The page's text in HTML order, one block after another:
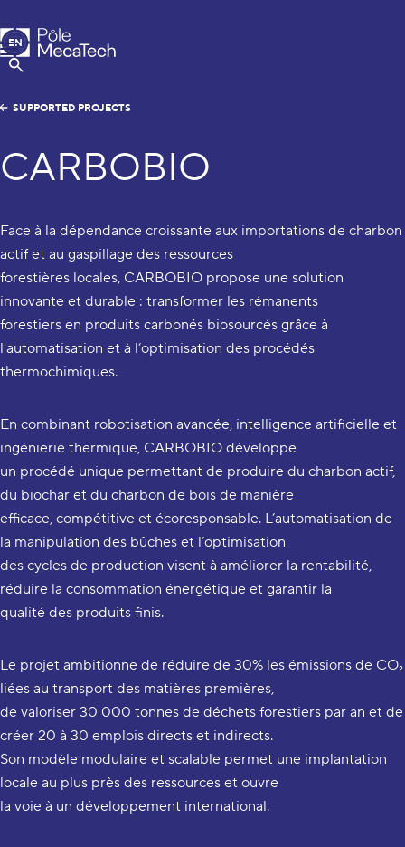
MecaTech
Menu
Show Search
EN
FR
SUPPORTED PROJECTS
CARBOBIO
Face à la dépendance croissante aux importations de charbon
actif et au gaspillage des ressources
forestières locales, CARBOBIO propose une solution
innovante et durable : transformer les rémanents
forestiers en produits carbonés biosourcés grâce à
l'automatisation et à l’optimisation des procédés
thermochimiques.
En combinant robotisation avancée, intelligence artificielle et
ingénierie thermique, CARBOBIO développe
un procédé unique permettant de produire du charbon actif,
du biochar et du charbon de bois de manière
efficace, compétitive et écoresponsable. L’automatisation de
la manipulation des bûches et l’optimisation
des cycles de production visent à améliorer la rentabilité,
réduire la consommation énergétique et garantir la
qualité des produits finis.
Le projet ambitionne de réduire de 30% les émissions de CO₂
liées au transport des matières premières,
de valoriser 30 000 tonnes de déchets forestiers par an et de
créer 20 à 30 emplois directs et indirects.
Son modèle modulaire et scalable permet une implantation
locale au plus près des ressources et ouvre
la voie à un développement international.